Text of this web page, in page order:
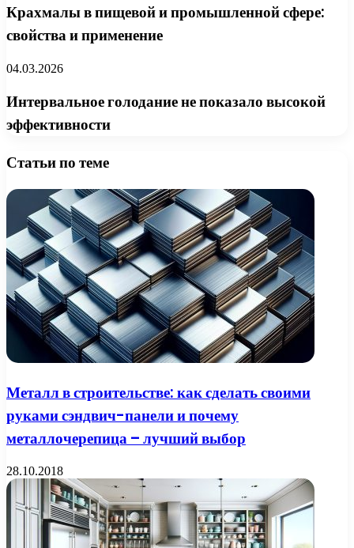
Крахмалы в пищевой и промышленной сфере:
свойства и применение
04.03.2026
Интервальное голодание не показало высокой
эффективности
Статьи по теме
Металл в строительстве: как сделать своими
руками сэндвич-панели и почему
металлочерепица – лучший выбор
28.10.2018